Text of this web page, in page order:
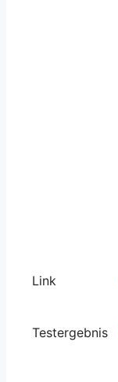
Link
Testergebnis